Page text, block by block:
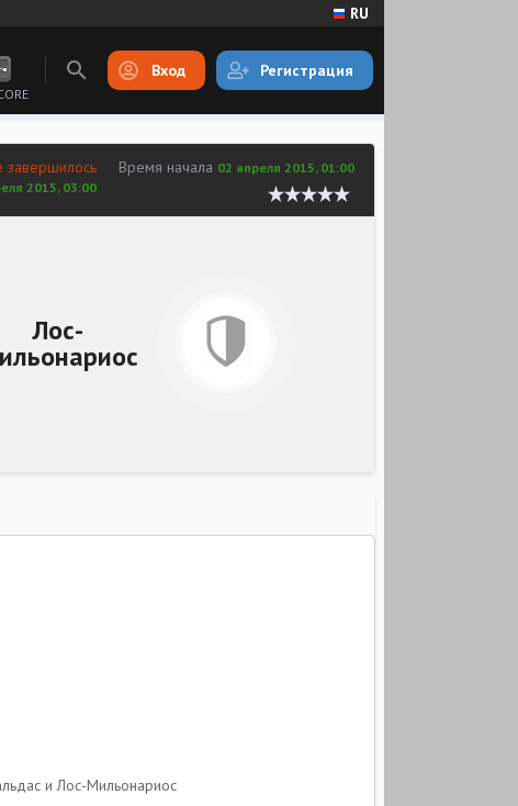
RU
Вход Регистрация
Время начала 02 апреля 2015, 01:00
завершилось
2015, 03:00
Лос-
и Лос-Мильонариос